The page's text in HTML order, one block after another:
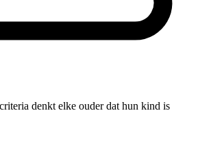
denkt elke ouder dat hun kind is